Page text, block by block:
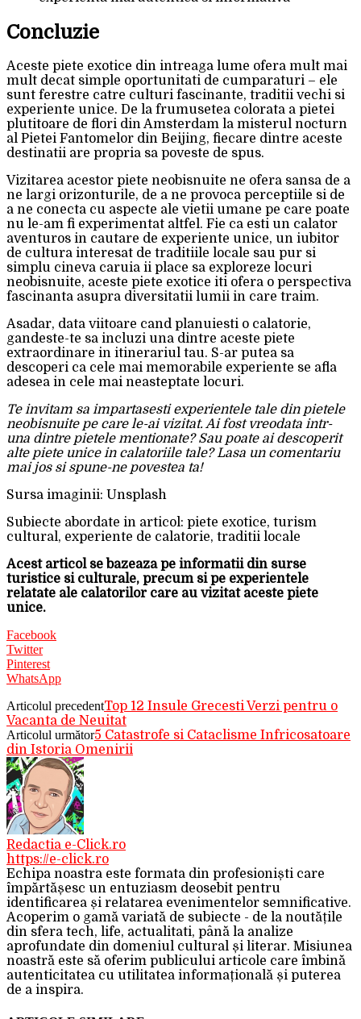
Concluzie
Aceste piete exotice din intreaga lume ofera mult mai
mult decat simple oportunitati de cumparaturi – ele
sunt ferestre catre culturi fascinante, traditii vechi si
experiente unice. De la frumusetea colorata a pietei
plutitoare de flori din Amsterdam la misterul nocturn
al Pietei Fantomelor din Beijing, fiecare dintre aceste
destinatii are propria sa poveste de spus.
Vizitarea acestor piete neobisnuite ne ofera sansa de a
ne largi orizonturile, de a ne provoca perceptiile si de
a ne conecta cu aspecte ale vietii umane pe care poate
nu le-am fi experimentat altfel. Fie ca esti un calator
aventuros in cautare de experiente unice, un iubitor
de cultura interesat de traditiile locale sau pur si
simplu cineva caruia ii place sa exploreze locuri
neobisnuite, aceste piete exotice iti ofera o perspectiva
fascinanta asupra diversitatii lumii in care traim.
Asadar, data viitoare cand planuiesti o calatorie,
gandeste-te sa incluzi una dintre aceste piete
extraordinare in itinerariul tau. S-ar putea sa
descoperi ca cele mai memorabile experiente se afla
adesea in cele mai neasteptate locuri.
Te invitam sa impartasesti experientele tale din pietele
neobisnuite pe care le-ai vizitat. Ai fost vreodata intr-
una dintre pietele mentionate? Sau poate ai descoperit
alte piete unice in calatoriile tale? Lasa un comentariu
mai jos si spune-ne povestea ta!
Sursa imaginii: Unsplash
Subiecte abordate in articol: piete exotice, turism
cultural, experiente de calatorie, traditii locale
Acest articol se bazeaza pe informatii din surse
turistice si culturale, precum si pe experientele
relatate ale calatorilor care au vizitat aceste piete
unice.
Facebook
Twitter
Pinterest
WhatsApp
Articolul precedentTop 12 Insule Grecesti Verzi pentru o
Vacanta de Neuitat
Articolul următor5 Catastrofe si Cataclisme Infricosatoare
din Istoria Omenirii
Redactia e-Click.ro
https://e-click.ro
Echipa noastra este formata din profesioniști care
împărtășesc un entuziasm deosebit pentru
identificarea și relatarea evenimentelor semnificative.
Acoperim o gamă variată de subiecte - de la noutățile
din sfera tech, life, actualitati, până la analize
aprofundate din domeniul cultural și literar. Misiunea
noastră este să oferim publicului articole care îmbină
autenticitatea cu utilitatea informațională și puterea
de a inspira.